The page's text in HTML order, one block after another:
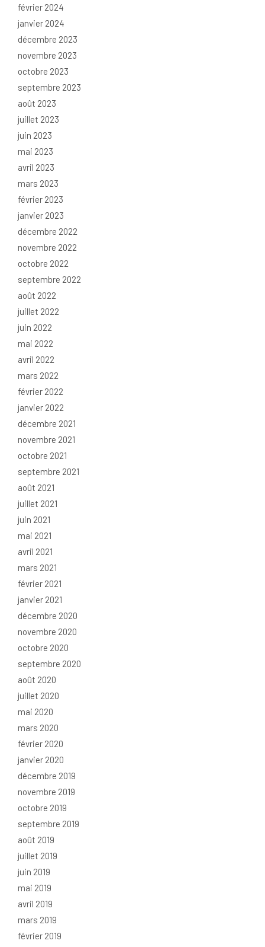
février 2024
janvier 2024
décembre 2023
novembre 2023
octobre 2023
septembre 2023
août 2023
juillet 2023
juin 2023
mai 2023
avril 2023
mars 2023
février 2023
janvier 2023
décembre 2022
novembre 2022
octobre 2022
septembre 2022
août 2022
juillet 2022
juin 2022
mai 2022
avril 2022
mars 2022
février 2022
janvier 2022
décembre 2021
novembre 2021
octobre 2021
septembre 2021
août 2021
juillet 2021
juin 2021
mai 2021
avril 2021
mars 2021
février 2021
janvier 2021
décembre 2020
novembre 2020
octobre 2020
septembre 2020
août 2020
juillet 2020
mai 2020
mars 2020
février 2020
janvier 2020
décembre 2019
novembre 2019
octobre 2019
septembre 2019
août 2019
juillet 2019
juin 2019
mai 2019
avril 2019
mars 2019
février 2019